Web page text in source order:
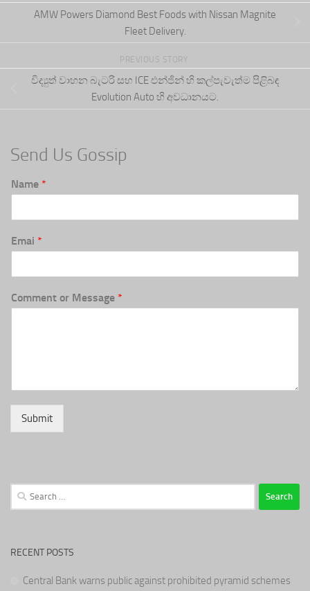
AMW Powers Diamond Best Foods with Nissan Magnite
Fleet Delivery.
PREVIOUS STORY
විද්‍යුත් වාහන බැටරි සහ ICE එන්ජින් හි කල්පැවැත්ම පිළිබඳ
Evolution Auto හි අවධානයට.
Send Us Gossip
Name *
Emai *
Comment or Message *
Submit
Search
for:
RECENT POSTS
Central Bank warns public against prohibited pyramid schemes